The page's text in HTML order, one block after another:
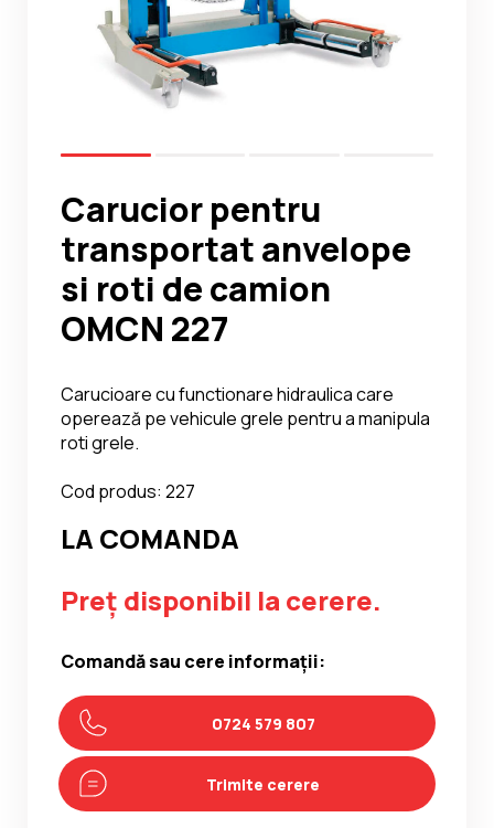
Carucior pentru
transportat anvelope
si roti de camion
OMCN 227
Carucioare cu functionare hidraulica care
operează pe vehicule grele pentru a manipula
roti grele.
Cod produs: 227
LA COMANDA
Preț disponibil la cerere.
Comandă sau cere informații:
0724 579 807
Trimite cerere